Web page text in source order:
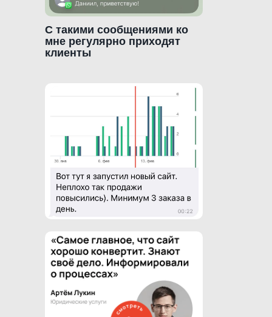
С такими сообщениями ко
мне регулярно приходят
клиенты